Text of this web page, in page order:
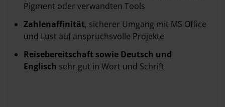
Pigment oder verwandten Tools
Zahlenaffinität, sicherer Umgang mit MS Office
und Lust auf anspruchsvolle Projekte
Reisebereitschaft sowie Deutsch und
Englisch sehr gut in Wort und Schrift